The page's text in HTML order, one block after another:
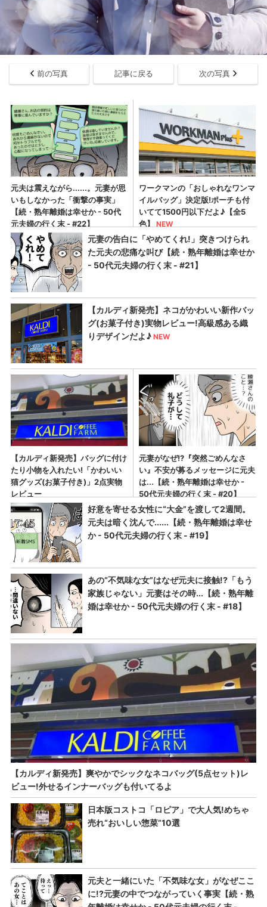
前の写真 記事に戻る 次の写真